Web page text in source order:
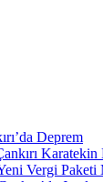
Deprem
Karatekin
Vergi Paketi